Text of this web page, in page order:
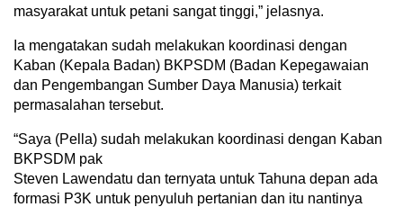
masyarakat untuk petani sangat tinggi,” jelasnya.
Ia mengatakan sudah melakukan koordinasi dengan
Kaban (Kepala Badan) BKPSDM (Badan Kepegawaian
dan Pengembangan Sumber Daya Manusia) terkait
permasalahan tersebut.
“Saya (Pella) sudah melakukan koordinasi dengan Kaban
BKPSDM pak
Steven Lawendatu dan ternyata untuk Tahuna depan ada
formasi P3K untuk penyuluh pertanian dan itu nantinya